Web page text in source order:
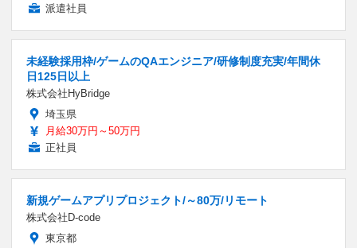
派遣社員
未経験採用枠/ゲームのQAエンジニア/研修制度充実/年間休
日125日以上
株式会社HyBridge
埼玉県
月給30万円～50万円
正社員
新規ゲームアプリプロジェクト/～80万/リモート
株式会社D-code
東京都